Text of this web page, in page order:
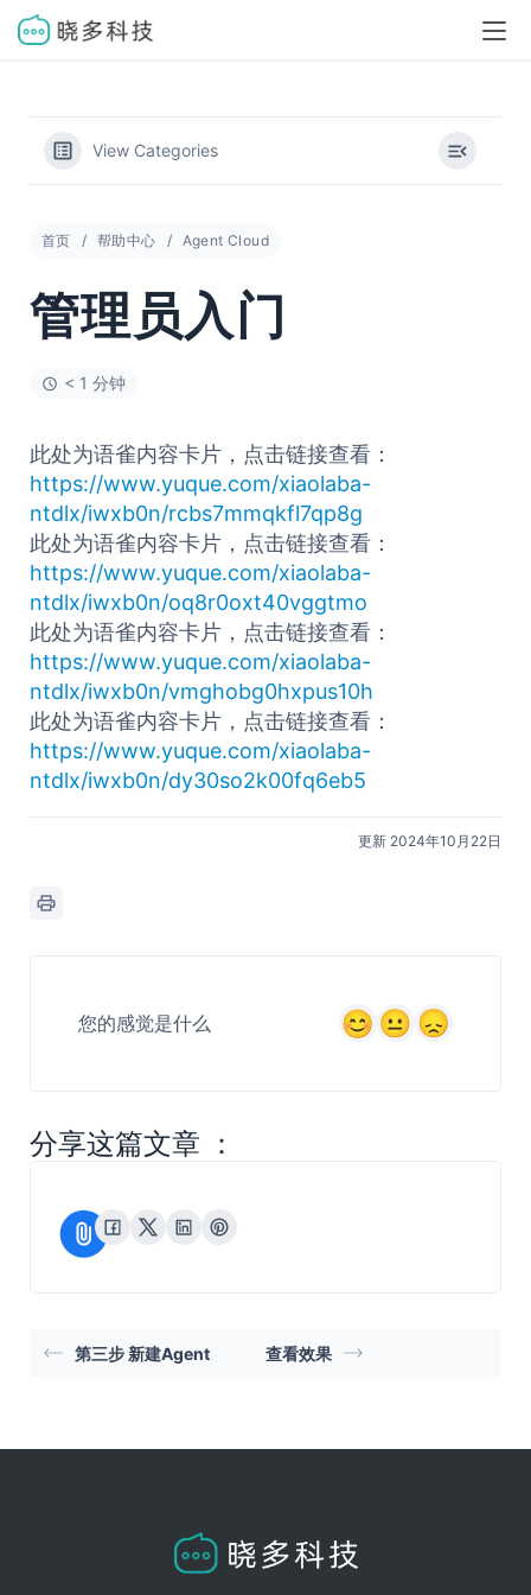
View Categories
首页 帮助中心 Agent Cloud
管理员入门
< 1 分钟
此处为语雀内容卡片，点击链接查看：
https://www.yuque.com/xiaolaba-
ntdlx/iwxb0n/rcbs7mmqkfl7qp8g
此处为语雀内容卡片，点击链接查看：
https://www.yuque.com/xiaolaba-
ntdlx/iwxb0n/oq8r0oxt40vggtmo
此处为语雀内容卡片，点击链接查看：
https://www.yuque.com/xiaolaba-
ntdlx/iwxb0n/vmghobg0hxpus10h
此处为语雀内容卡片，点击链接查看：
https://www.yuque.com/xiaolaba-
ntdlx/iwxb0n/dy30so2k00fq6eb5
更新 2024年10月22日
您的感觉是什么
分享这篇文章 ：
第三步 新建Agent 查看效果